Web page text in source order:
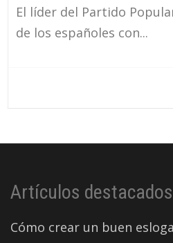
El líder del Partido
de los españoles con...
Artículos destacados
Cómo crear un buen